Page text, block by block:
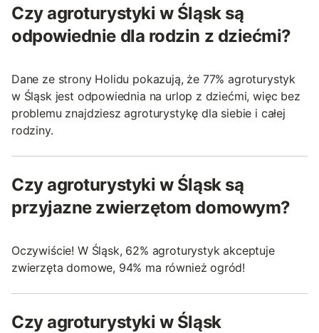
Czy agroturystyki w Śląsk są
odpowiednie dla rodzin z dziećmi?
Dane ze strony Holidu pokazują, że 77% agroturystyk
w Śląsk jest odpowiednia na urlop z dziećmi, więc bez
problemu znajdziesz agroturystykę dla siebie i całej
rodziny.
Czy agroturystyki w Śląsk są
przyjazne zwierzętom domowym?
Oczywiście! W Śląsk, 62% agroturystyk akceptuje
zwierzęta domowe, 94% ma również ogród!
Czy agroturystyki w Śląsk